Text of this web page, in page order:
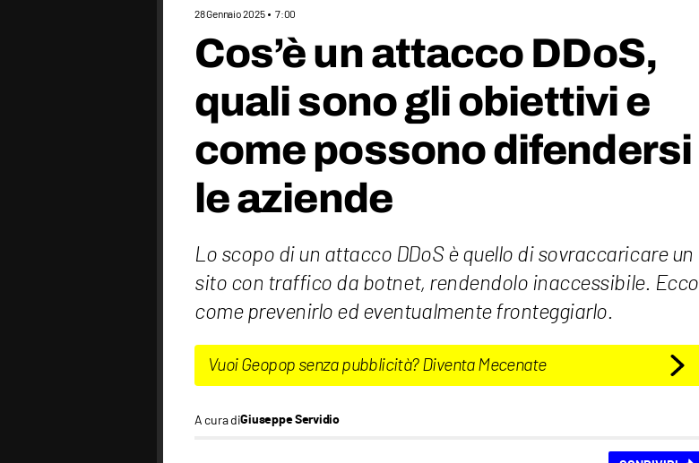
28 Gennaio 2025 7:00
Cos’è un attacco DDoS,
quali sono gli obiettivi e
come possono difendersi
le aziende
Lo scopo di un attacco DDoS è quello di sovraccaricare un
sito con traffico da botnet, rendendolo inaccessibile. Ecco
come prevenirlo ed eventualmente fronteggiarlo.
Vuoi Geopop senza pubblicità? Diventa Mecenate
A cura diGiuseppe Servidio